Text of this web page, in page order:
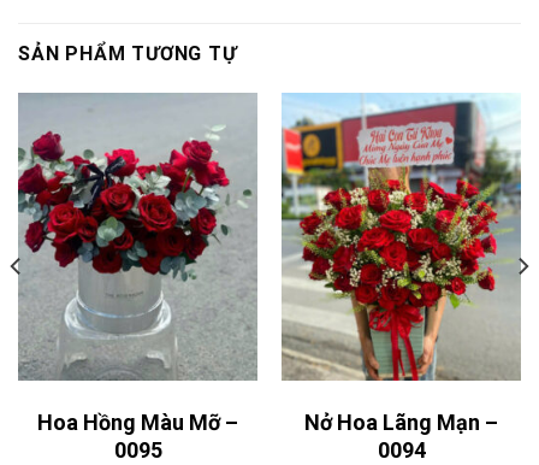
SẢN PHẨM TƯƠNG TỰ
Hoa Hồng Màu Mỡ –
0095
Nở Hoa Lãng Mạn –
0094